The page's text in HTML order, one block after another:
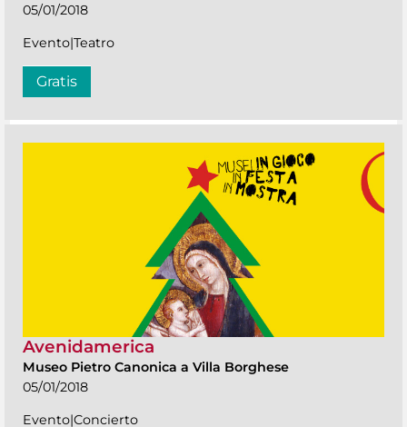
05/01/2018
Evento|Teatro
Gratis
Avenidamerica
Museo Pietro Canonica a Villa Borghese
05/01/2018
Evento|Concierto